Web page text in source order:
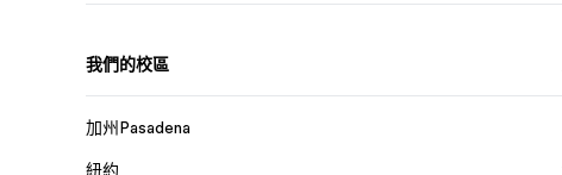
我們的校區
加州Pasadena
紐約